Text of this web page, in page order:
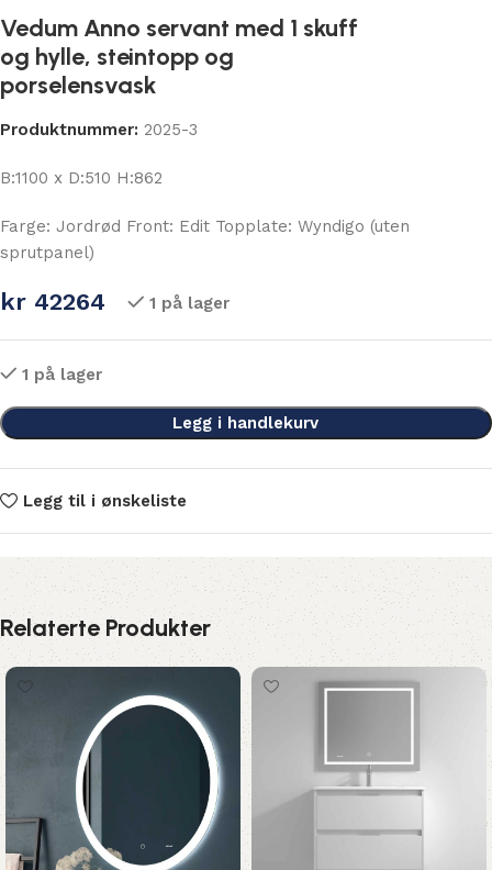
Vedum Anno servant med 1 skuff
og hylle, steintopp og
porselensvask
Produktnummer: 2025-3
B:1100 x D:510 H:862
Farge: Jordrød Front: Edit Topplate: Wyndigo (uten
sprutpanel)
kr 42264 1 på lager
1 på lager
Legg i handlekurv
Legg til i ønskeliste
Relaterte Produkter